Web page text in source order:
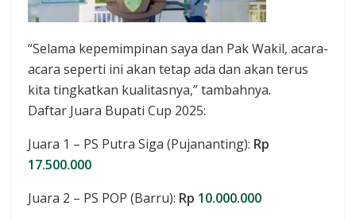
“Selama kepemimpinan saya dan Pak Wakil, acara-
acara seperti ini akan tetap ada dan akan terus
kita tingkatkan kualitasnya,” tambahnya.
Daftar Juara Bupati Cup 2025:
Juara 1 – PS Putra Siga (Pujananting): Rp
17.500.000
Juara 2 – PS POP (Barru): Rp 10.000.000